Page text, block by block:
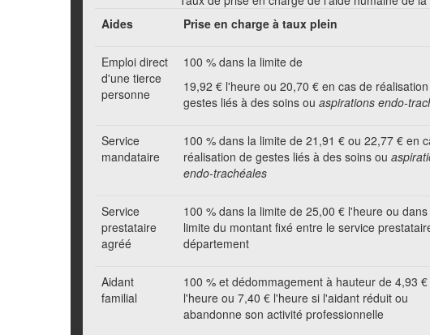
Aides
Prise en charge à taux plein
Emploi direct
d'une tierce
personne
100 % dans la limite de
19,92 € l'heure ou 20,70 € en cas de
gestes liés à des soins ou aspirations endo-
Service
mandataire
100 % dans la limite de 21,91 € ou 22,77 € en
réalisation de gestes liés à des soins ou
endo-trachéales
Service
prestataire
agréé
100 % dans la limite de 25,00 € l'heure ou
limite du montant fixé entre le service
département
Aidant
familial
100 % et dédommagement à hauteur de 4,93 €
l'heure ou 7,40 € l'heure si l'aidant réduit ou
abandonne son activité professionnelle